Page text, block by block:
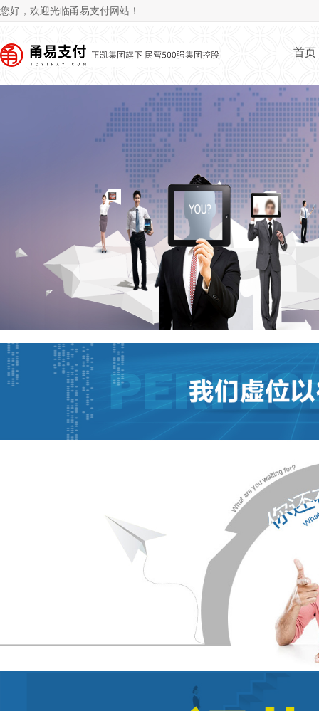
您好，欢迎光临甬易支付网站！
首页